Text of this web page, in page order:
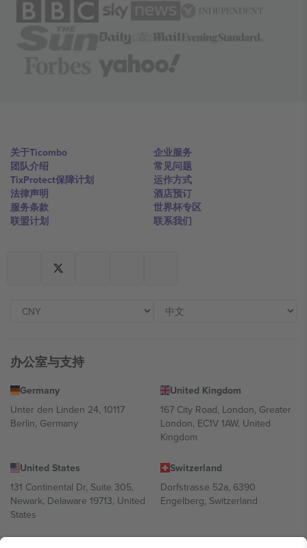
关于Ticombo
团队介绍
TixProtect保障计划
法律声明
服务条款
联盟计划
企业服务
常见问题
运作方式
酒店预订
世界杯专区
联系我们
办公室与支持
Germany
Unter den Linden 24, 10117
Berlin, Germany
United Kingdom
167 City Road, London, Greater
London, EC1V 1AW, United
Kingdom
United States
131 Continental Dr, Suite 305,
Newark, Delaware 19713, United
States
Switzerland
Dorfstrasse 52a, 6390
Engelberg, Switzerland